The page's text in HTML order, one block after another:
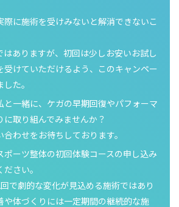
際に施術を受けみないと解消できないこ
はありますが、初回は少しお安いお試し
受けていただけるよう、このキャンペー
た。
と一緒に、ケガの早期回復やパフォーマ
に取り組んでみませんか？
わせをお待ちしております。
ーツ整体の初回体験コースの申し込み
さい。
で劇的な変化が見込める施術ではあり
や体づくりには一定期間の継続的な施